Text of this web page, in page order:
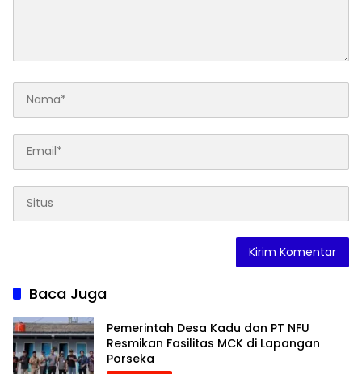
Baca Juga
Pemerintah Desa Kadu dan PT NFU
Resmikan Fasilitas MCK di Lapangan
Porseka